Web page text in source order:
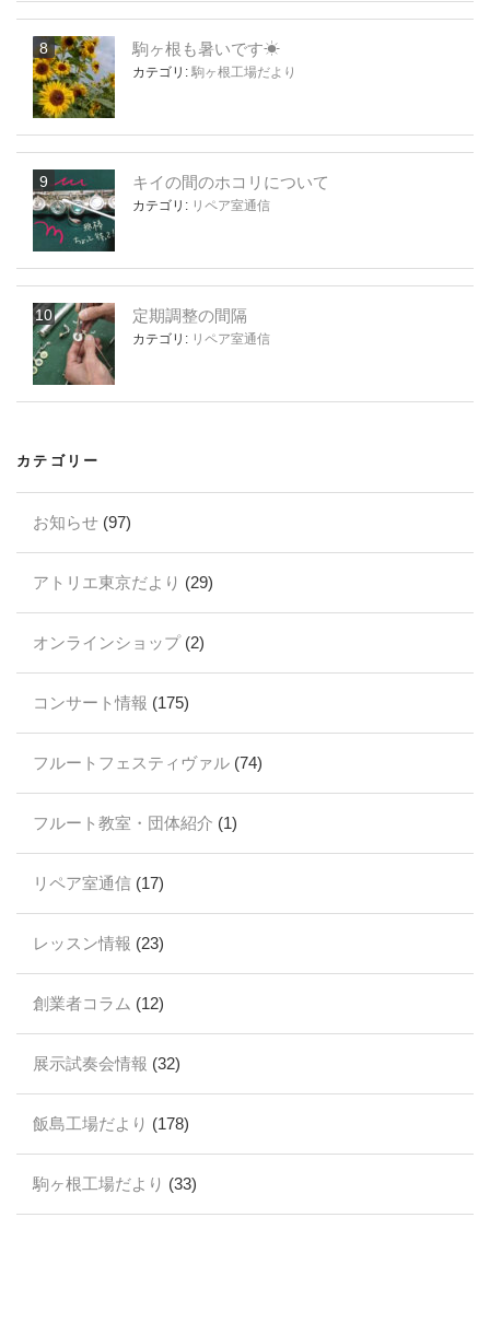
駒ヶ根も暑いです☀
カテゴリ: 駒ヶ根工場だより
キイの間のホコリについて
カテゴリ: リペア室通信
定期調整の間隔
カテゴリ: リペア室通信
カテゴリー
お知らせ (97)
アトリエ東京だより (29)
オンラインショップ(2)
コンサート情報 (175)
フルートフェスティヴァル (74)
フルート教室・団体紹介 (1)
リペア室通信 (17)
レッスン情報 (23)
創業者コラム (12)
展示試奏会情報 (32)
飯島工場だより (178)
駒ヶ根工場だより (33)